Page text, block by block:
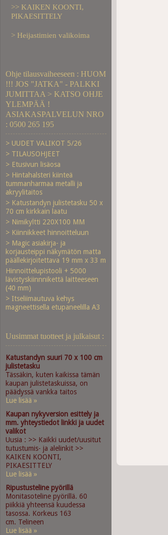
>> KAIKEN KOONTI,
PIKAESITTELY
> Heijastimien valikoima
Ohje tilausvaiheeseen : HUOM
!!! JOS "JATKA" - PALKKI
JUMITTAA > KATSO OHJE
YLEMPÄÄ !
ASIAKASPALVELUN NRO
: 0500 265 195
> UUDET VALIKOT 5/26
> TILAUSOHJEET
> Etusivun lisäosa
> Hintahalsteri kiinteä
tummanharmaa metalli ja
akryylitaitos
> Katustandyn julistetasku 50 x
70 cm kirkkain laatu
> Nimikyltti 220X100 MM
> Kiinnikkeet hinnoitteluun
> Magic asiakirja- ja
korjausteippi näkymätön matta
päällekirjoitettava 19 mm x 33 m
Hinnoittelupistooli + 5000
lävistyskiinnnikettä laitteeseen
(40 mm)
> Itseliimautuva kehys
magneettisella etupaneelilla A3
Uusimmat tuotteet ja julkaisut :
Katustandyn suuri 70 x 100 cm
julistetasku
Tässäkin, kuten kaikissa tämän
kaupan julistetaskuissa, on
päädyssä vankka taitos
Lue lisää »
Kaupan nykyversion esittely ja
mm. yhteystiedot linkki ja uudet
valikot
Uusia : >> Kaikki uudet/uusitut
tutustumis- ja alelinkit >>
KAIKEN KOONTI,
PIKAESITTELY
Lue lisää »
Ripustusteline pyörillä
Monitasoteline pyörillä. 60
piikkiä yhteensä kuudessa
tasossa. Korkeus 163
cm. Telineen
Lue lisää »